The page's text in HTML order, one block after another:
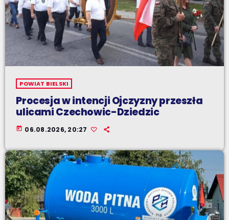
POWIAT BIELSKI
Procesja w intencji Ojczyzny przeszła
ulicami Czechowic-Dziedzic
today 06.08.2026, 20:27